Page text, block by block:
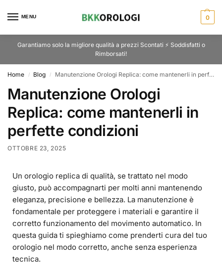
MENU 0
Garantiamo solo la migliore qualità a prezzi Scontati ⚡ Soddisfatti o
Rimborsati!
Home / Blog / Manutenzione Orologi Replica: come mantenerli in perfette condizioni
Manutenzione Orologi
Replica: come mantenerli in
perfette condizioni
OTTOBRE 23, 2025
Un orologio replica di qualità, se trattato nel modo
giusto, può accompagnarti per molti anni mantenendo
eleganza, precisione e bellezza. La manutenzione è
fondamentale per proteggere i materiali e garantire il
corretto funzionamento del movimento automatico. In
questa guida ti spieghiamo come prenderti cura del tuo
orologio nel modo corretto, anche senza esperienza
tecnica.